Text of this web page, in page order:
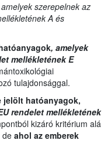
amelyek szerepelnek az
A és
, amelyek
mellékletének E
tulajdonsággal.
jelölt hatóanyagok,
rendelet mellékletének
kizáró kritérium alá
deahol az emberek